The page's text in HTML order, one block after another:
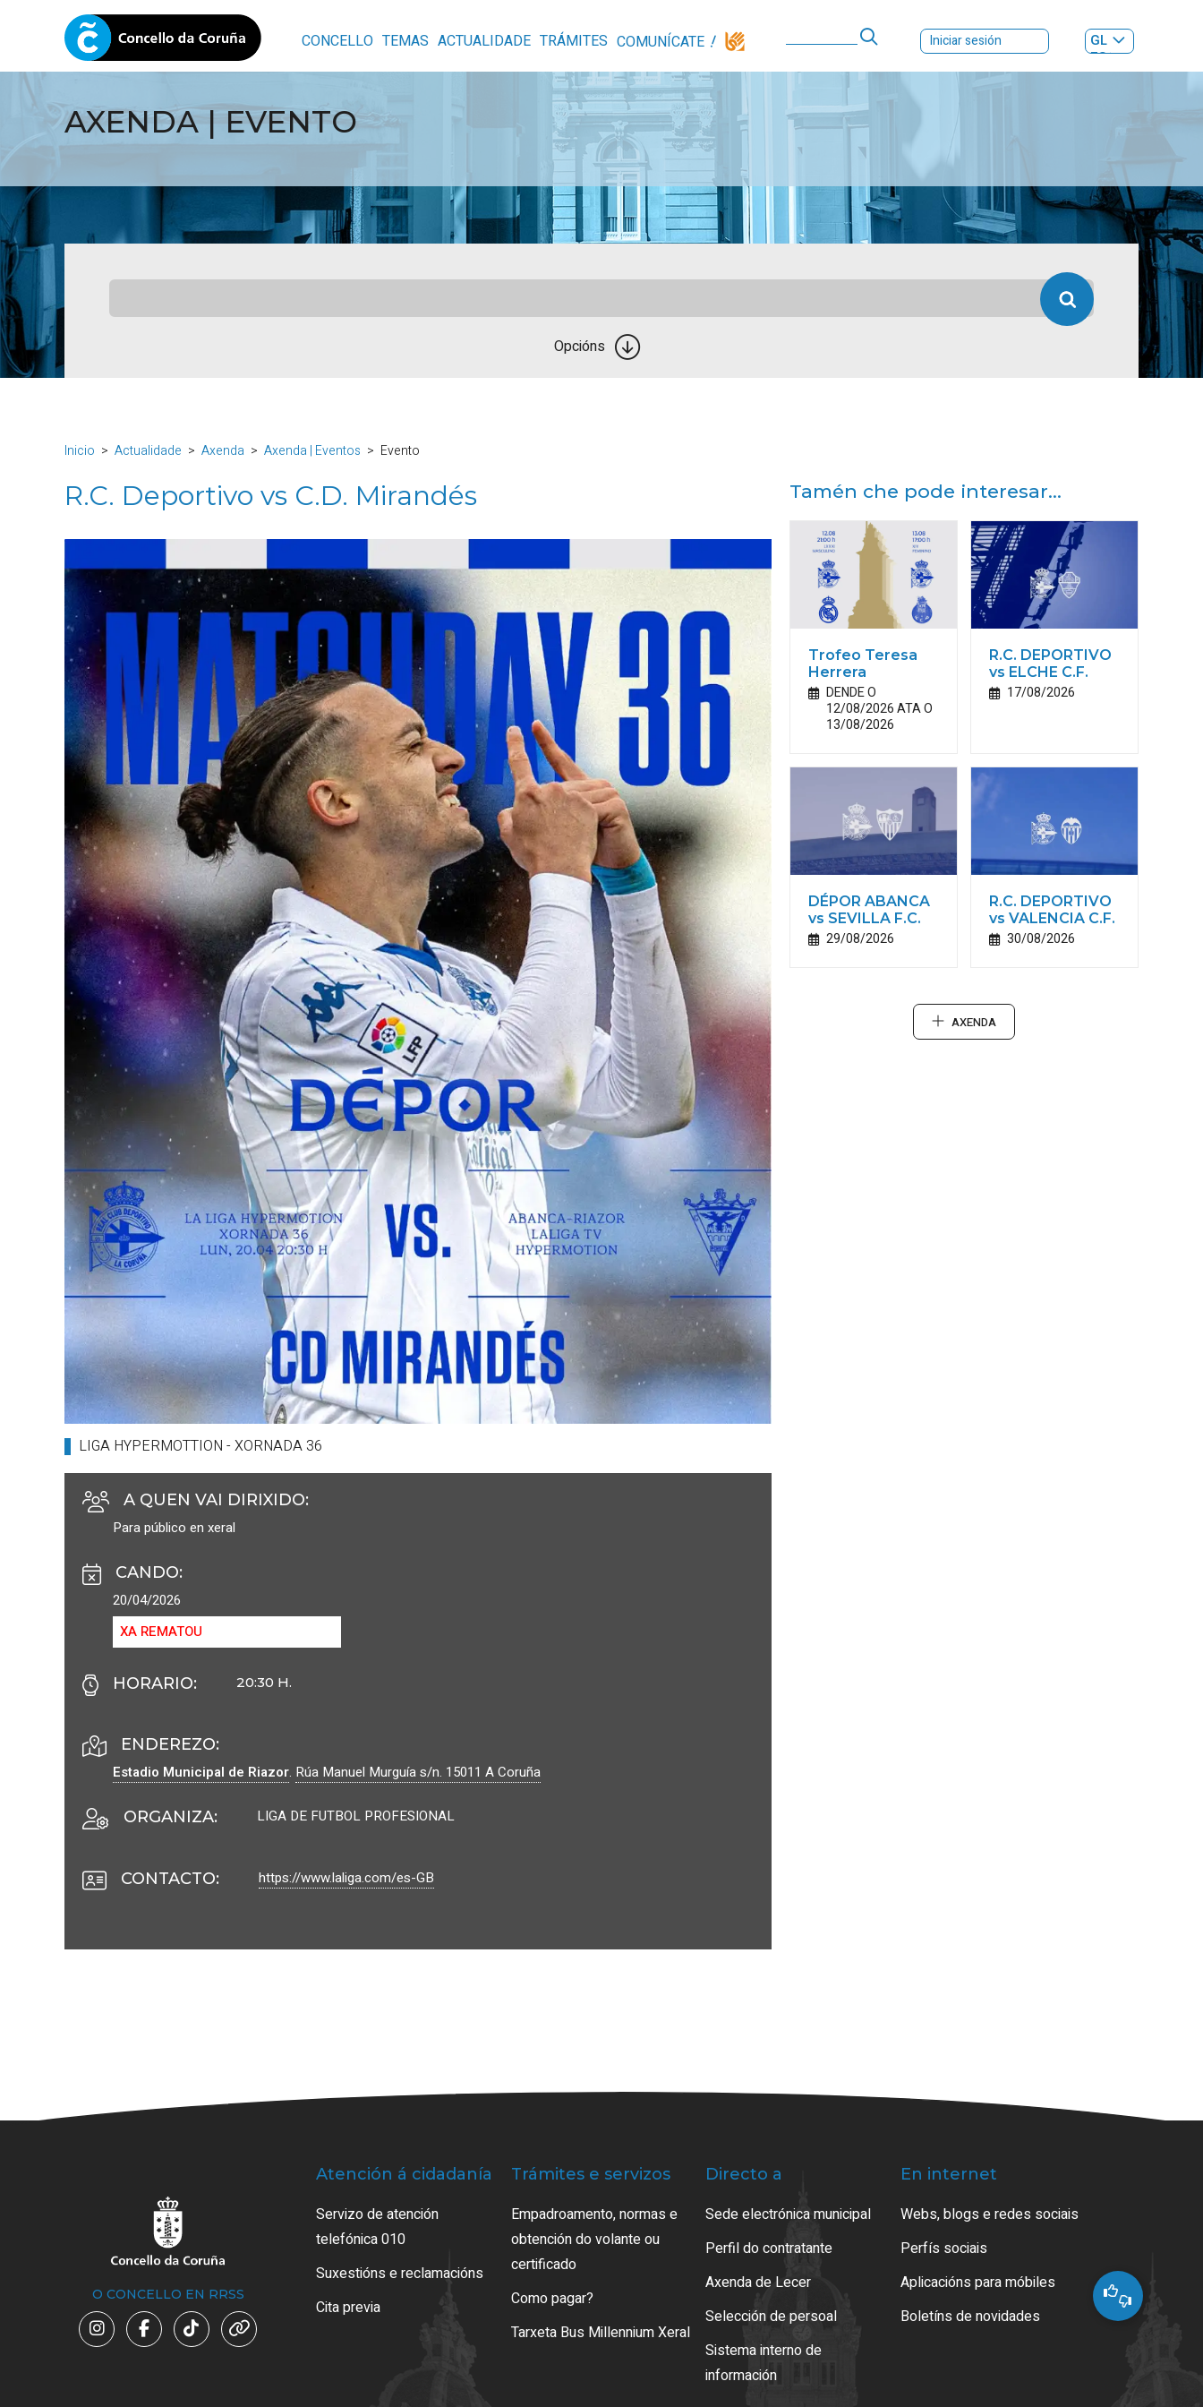
CONCELLO TEMAS ACTUALIDADE TRÁMITES COMUNÍCATE Iniciar sesión
GL
ES|
AXENDA | EVENTO
Opcións
Inicio Actualidade Axenda Axenda | Eventos Evento
R.C. Deportivo vs C.D. Mirandés
LIGA HYPERMOTTION - XORNADA 36
A QUEN VAI DIRIXIDO:
Para público en xeral
CANDO:
20/04/2026
XA REMATOU
HORARIO: 20:30 H.
ENDEREZO:
Estadio Municipal de Riazor. Rúa Manuel Murguía s/n. 15011 A Coruña
ORGANIZA: LIGA DE FUTBOL PROFESIONAL
CONTACTO: https://www.laliga.com/es-GB
Tamén che pode interesar...
Trofeo Teresa
Herrera
DENDE O
12/08/2026 ATA O
13/08/2026
R.C. DEPORTIVO
vs ELCHE C.F.
17/08/2026
DÉPOR ABANCA
vs SEVILLA F.C.
29/08/2026
R.C. DEPORTIVO
vs VALENCIA C.F.
30/08/2026
AXENDA
O CONCELLO EN RRSS
Atención á cidadanía
Servizo de atención
telefónica 010
Suxestións e reclamacións
Cita previa
Trámites e servizos
Empadroamento, normas e
obtención do volante ou
certificado
Como pagar?
Tarxeta Bus Millennium Xeral
Directo a
Sede electrónica municipal
Perfil do contratante
Axenda de Lecer
Selección de persoal
Sistema interno de
información
En internet
Webs, blogs e redes sociais
Perfís sociais
Aplicacións para móbiles
Boletíns de novidades